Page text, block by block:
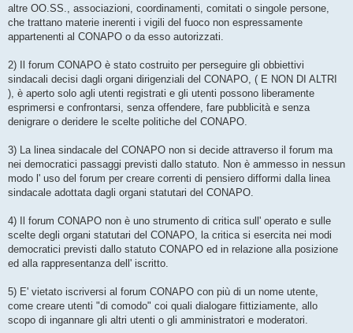
altre OO.SS., associazioni, coordinamenti, comitati o singole persone,
che trattano materie inerenti i vigili del fuoco non espressamente
appartenenti al CONAPO o da esso autorizzati.
2) Il forum CONAPO è stato costruito per perseguire gli obbiettivi
sindacali decisi dagli organi dirigenziali del CONAPO, ( E NON DI ALTRI
), è aperto solo agli utenti registrati e gli utenti possono liberamente
esprimersi e confrontarsi, senza offendere, fare pubblicità e senza
denigrare o deridere le scelte politiche del CONAPO.
3) La linea sindacale del CONAPO non si decide attraverso il forum ma
nei democratici passaggi previsti dallo statuto. Non è ammesso in nessun
modo l' uso del forum per creare correnti di pensiero difformi dalla linea
sindacale adottata dagli organi statutari del CONAPO.
4) Il forum CONAPO non è uno strumento di critica sull' operato e sulle
scelte degli organi statutari del CONAPO, la critica si esercita nei modi
democratici previsti dallo statuto CONAPO ed in relazione alla posizione
ed alla rappresentanza dell' iscritto.
5) E' vietato iscriversi al forum CONAPO con più di un nome utente,
come creare utenti "di comodo" coi quali dialogare fittiziamente, allo
scopo di ingannare gli altri utenti o gli amministratori e moderatori.